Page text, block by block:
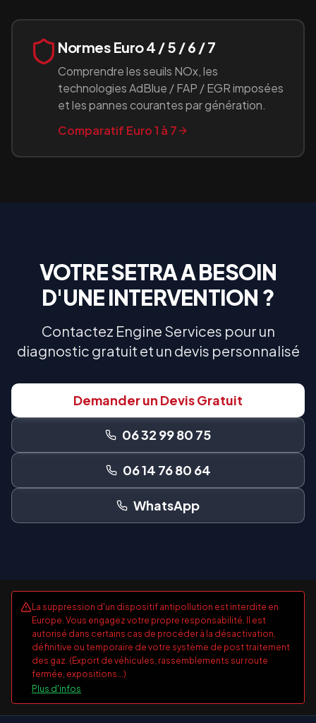
Normes Euro 4 / 5 / 6 / 7
Comprendre les seuils NOx, les
technologies AdBlue / FAP / EGR imposées
et les pannes courantes par génération.
Comparatif Euro 1 à 7
VOTRESETRAA BESOIN
D'UNE INTERVENTION ?
Contactez Engine Services pour un
diagnostic gratuit et un devis personnalisé
Demander un Devis Gratuit
06 32 99 80 75
06 14 76 80 64
WhatsApp
La suppression d'un dispositif antipollution est interdite en
Europe. Vous engagez votre propre responsabilité. Il est
autorisé dans certains cas de procéder à la désactivation,
définitive ou temporaire de votre système de post traitement
des gaz. (Export de véhicules, rassemblements sur route
fermée, expositions...)
Plus d'infos